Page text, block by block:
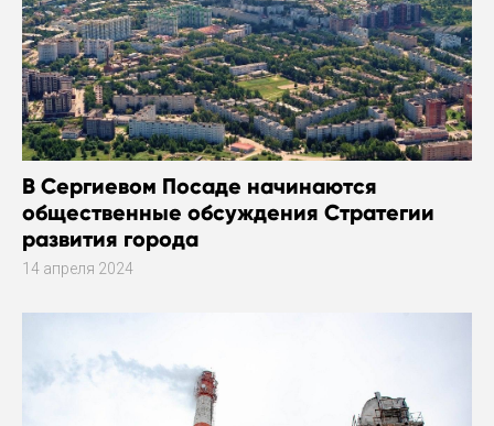
В Сергиевом Посаде начинаются
общественные обсуждения Стратегии
развития города
14 апреля 2024